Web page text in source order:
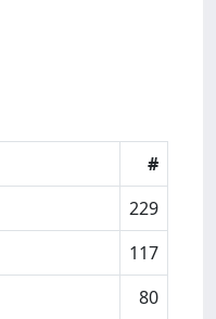
#
229
117
80